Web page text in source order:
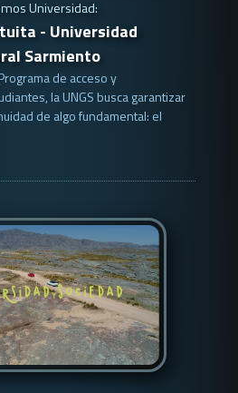
Universidad:
- Universidad
Sarmiento
de acceso y
la UNGS busca garantizar
de algo fundamental: el